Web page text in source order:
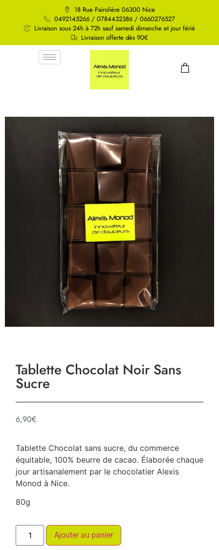
18 Rue Pairolière 06300 Nice
0492145266 / 0784432386 / 0660276527
Livraison sous 24h à 72h sauf samedi dimanche et jour férié
Livraison offerte dès 90€
Tablette Chocolat Noir Sans
Sucre
6,90€
Tablette Chocolat sans sucre, du commerce
équitable, 100% beurre de cacao. Élaborée chaque
jour artisanalement par le chocolatier Alexis
Monod à Nice.
80g
Ajouter au panier